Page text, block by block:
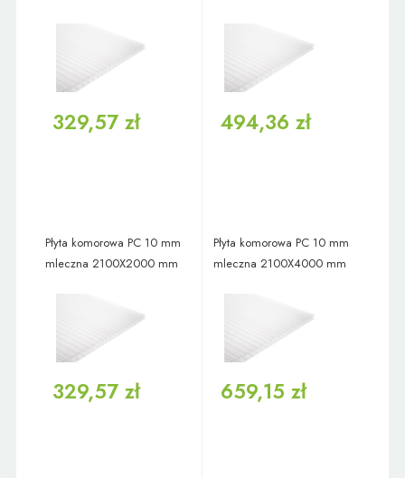
329,57 zł 494,36 zł
Płyta komorowa PC 10 mm
mleczna 2100X2000 mm
329,57 zł
Płyta komorowa PC 10 mm
mleczna 2100X4000 mm
659,15 zł